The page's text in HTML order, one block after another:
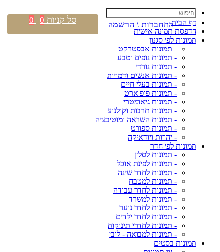
דף הבית
הדפסת תמונה אישית
תמונות לפי סגנון
- תמונות אבסטרקט
- תמונות נופים וטבע
- תמונות נורדי
- תמונות אנשים ודמויות
- תמונות בעלי חיים
- תמונות פופ ארט
- תמונות גיאומטרי
- תמונות תרבות וקולנוע
- תמונות השראה ומוטיבציה
- תמונות ספורט
- יהדות ויודאיקה
תמונות לפי חדר
- תמונות לסלון
- תמונות לפינת אוכל
- תמונות לחדר שינה
- תמונות למטבח
- תמונות לחדר עבודה
- תמונות למשרד
- תמונות לחדר נוער
- תמונות לחדר ילדים
- תמונות לחדרי תינוקות
- תמונות למבואה - לובי
תמונות בסטים
התחברות \ הרשמה סל קניות 0
0